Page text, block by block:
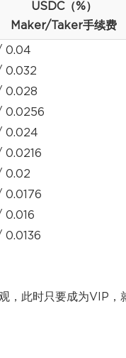
USDC（%）
Maker/Taker手续费
0.04
0.032
0.028
0.0256
0.024
0.0216
0.02
0.0176
0.016
0.0136
，此时只要成为VIP，